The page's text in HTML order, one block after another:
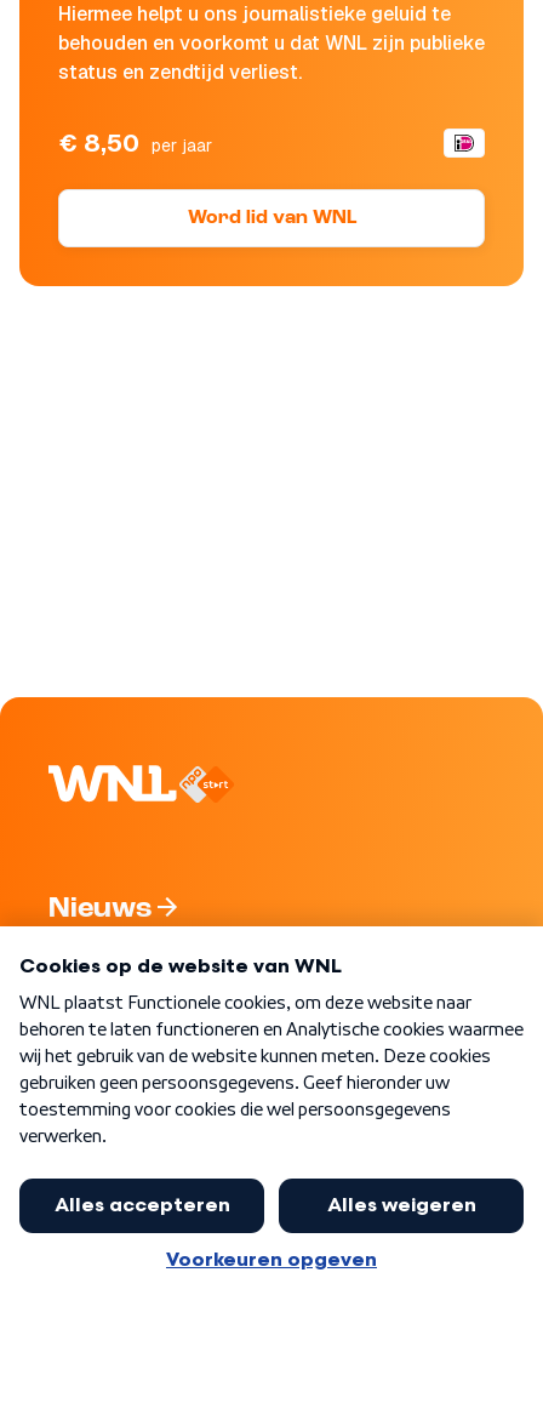
Hiermee helpt u ons journalistieke geluid te
behouden en voorkomt u dat WNL zijn publieke
status en zendtijd verliest.
€ 8,50 per jaar
Word lid van WNL
Nieuws
Nieuwsbrief
Word Lid